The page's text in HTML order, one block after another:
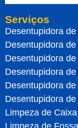
Serviços
Desentupidora
Desentupidora de
Desentupidora
Desentupidora
Desentupidora
Desentupidora
Limpeza de
Limpeza de Fossa